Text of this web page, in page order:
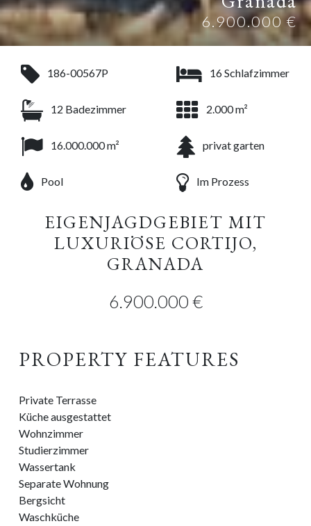
6.900.000 €
186-00567P 16 Schlafzimmer
12 Badezimmer 2.000 m²
16.000.000 m² privat garten
Pool Im Prozess
EIGENJAGDGEBIET MIT
LUXURIÖSE CORTIJO,
GRANADA
6.900.000 €
PROPERTY FEATURES
Private Terrasse
Küche ausgestattet
Wohnzimmer
Studierzimmer
Wassertank
Separate Wohnung
Bergsicht
Waschküche